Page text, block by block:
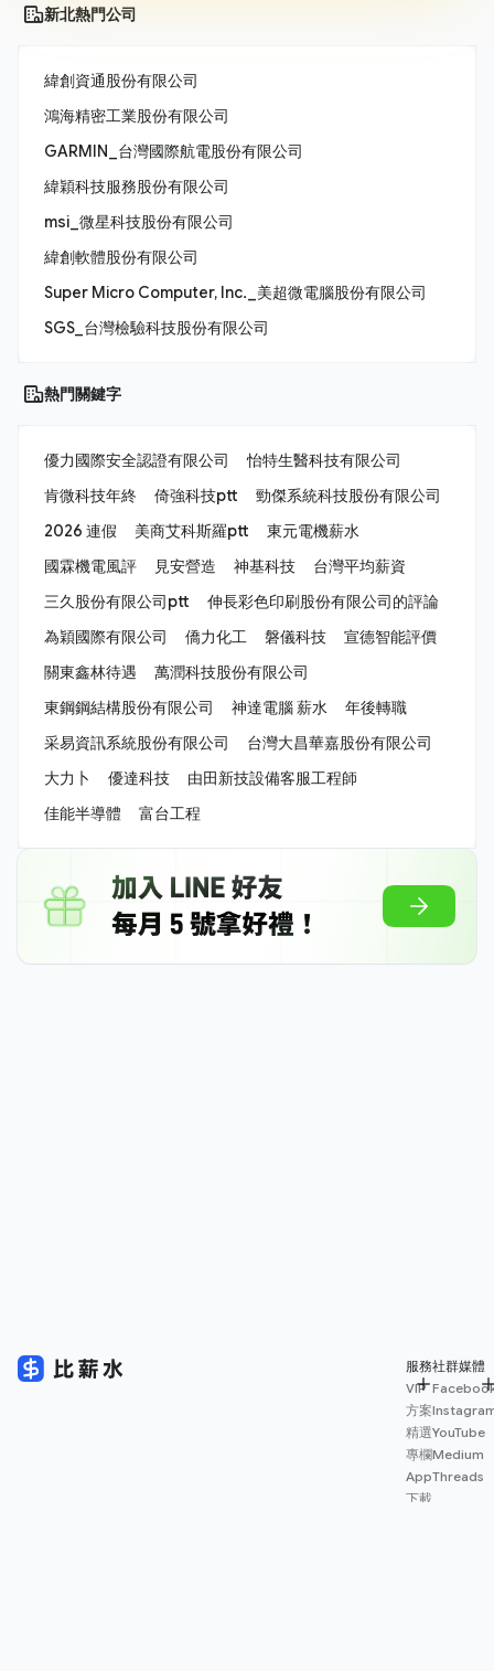
新北熱門公司
緯創資通股份有限公司
鴻海精密工業股份有限公司
GARMIN_台灣國際航電股份有限公司
緯穎科技服務股份有限公司
msi_微星科技股份有限公司
緯創軟體股份有限公司
Super Micro Computer, Inc._美超微電腦股份有限公司
SGS_台灣檢驗科技股份有限公司
熱門關鍵字
優力國際安全認證有限公司
怡特生醫科技有限公司
肯微科技年終
倚強科技ptt
勁傑系統科技股份有限公司
2026 連假
美商艾科斯羅ptt
東元電機薪水
國霖機電風評
見安營造 神基科技
台灣平均薪資
三久股份有限公司ptt
伸長彩色印刷股份有限公司的評論
為穎國際有限公司
僑力化工 磐儀科技
宣德智能評價
關東鑫林待遇
萬潤科技股份有限公司
東鋼鋼結構股份有限公司
神達電腦 薪水
年後轉職
采易資訊系統股份有限公司
台灣大昌華嘉股份有限公司
大力卜
優達科技
由田新技設備客服工程師
佳能半導體
富台工程
服務
VIP
方案
精選
專欄
App
下載
社群媒體
YouTube
Medium
Threads